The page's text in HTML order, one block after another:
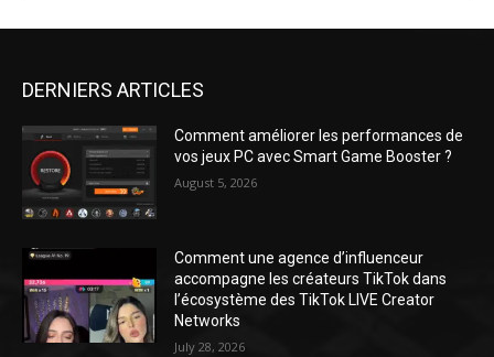
DERNIERS ARTICLES
Comment améliorer les performances de
vos jeux PC avec Smart Game Booster ?
August 5, 2026
Comment une agence d’influenceur
accompagne les créateurs TikTok dans
l’écosystème des TikTok LIVE Creator
Networks
July 28, 2026